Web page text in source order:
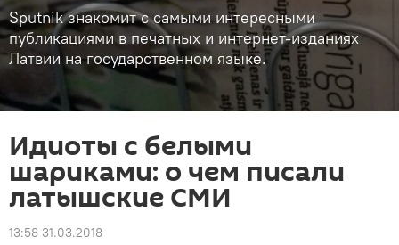
Sputnik знакомит с самыми интересными
публикациями в печатных и интернет-изданиях
Латвии на государственном языке.
Идиоты с белыми
шариками: о чем писали
латышские СМИ
13:58 31.03.2018